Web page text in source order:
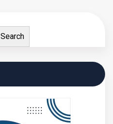
Search